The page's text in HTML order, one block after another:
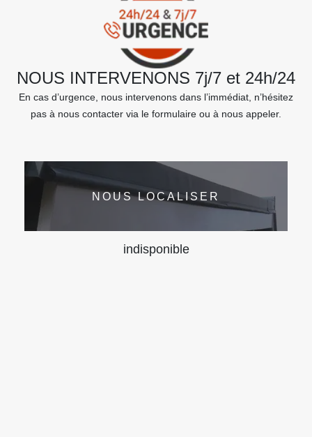
NOUS INTERVENONS 7j/7 et 24h/24
En cas d’urgence, nous intervenons dans l’immédiat, n’hésitez
pas à nous contacter via le formulaire ou à nous appeler.
NOUS LOCALISER
indisponible